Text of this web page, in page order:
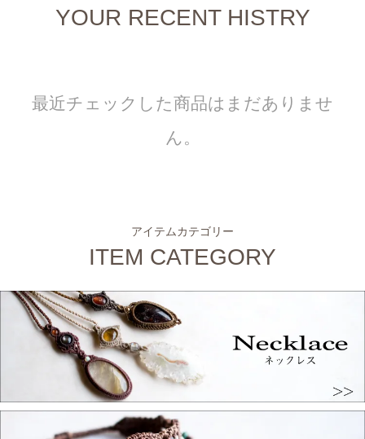
YOUR RECENT HISTRY
最近チェックした商品はまだありませ
ん。
アイテムカテゴリー
ITEM CATEGORY